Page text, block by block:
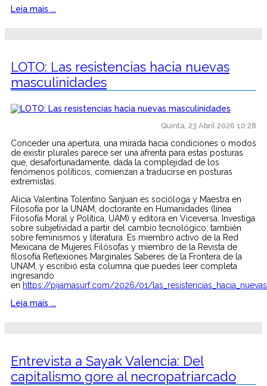
Leia mais ...
LOTO: Las resistencias hacia nuevas
masculinidades
Quinta, 23 Abril 2026 10:28
Conceder una apertura, una mirada hacia condiciones o modos
de existir plurales parece ser una afrenta para estas posturas
que, desafortunadamente, dada la complejidad de los
fenómenos políticos, comienzan a traducirse en posturas
extremistas.
Alicia Valentina Tolentino Sanjuan es socióloga y Maestra en
Filosofía por la UNAM, doctorante en Humanidades (línea
Filosofía Moral y Política, UAM) y editora en Viceversa. Investiga
sobre subjetividad a partir del cambio tecnológico; también
sobre feminismos y literatura. Es miembro activo de la Red
Mexicana de Mujeres Filósofas y miembro de la Revista de
filosofía Reflexiones Marginales Saberes de la Frontera de la
UNAM, y escribió esta columna que puedes leer completa
ingresando
en https://pijamasurf.com/2026/01/
Leia mais ...
Entrevista a Sayak Valencia: Del
capitalismo gore al necropatriarcado